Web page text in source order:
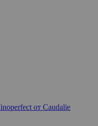
от Caudalie